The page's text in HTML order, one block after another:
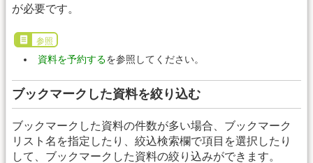
が必要です。
参照
資料を予約するを参照してください。
ブックマークした資料を絞り込む
ブックマークした資料の件数が多い場合、ブックマーク
リスト名を指定したり、絞込検索欄で項目を選択したり
して、ブックマークした資料の絞り込みができます。